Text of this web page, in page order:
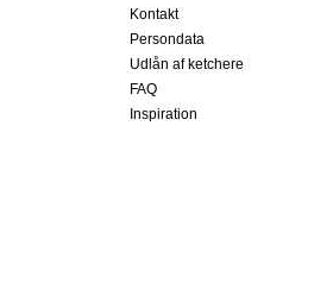
Kontakt
Persondata
Udlån af ketchere
FAQ
Inspiration